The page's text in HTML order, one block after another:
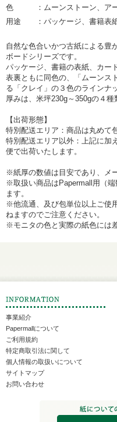
色 ：ムーンストーン、アー
用途 ：パッケージ、書籍表
自然な色合いかつ古紙による豊
ボードシリーズです。
パッケージ、書籍の表紙、カー
表裏ともに同色の、「ムーンス
る「クレイ」の３色のラインナ
厚みは、米坪230g～350gの４種
【出荷形態】
特別配送エリア：商品は丸めて
特別配送エリア以外：上記に加
便で出荷いたします。
※紙厚の数値は目安であり、メ
※取扱い商品はPapermall用（
ます。
※他流通、及び包単位以上ご使
ねますのでご注意ください。
※モニタの色と実際の紙色には
事業紹介
Papermallについて
ご利用規約
特定商取引法に関して
個人情報の取扱いについて
サイトマップ
お問い合わせ